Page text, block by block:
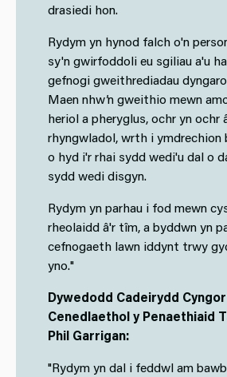
drasiedi hon.
Rydym yn hynod falch o'n
sy'n gwirfoddoli eu sgiliau a'u
gefnogi gweithrediadau
Maen nhw’n gweithio mewn
heriol a pheryglus, ochr yn ochr
rhyngwladol, wrth i ymdrechion
o hyd i'r rhai sydd wedi'u dal o
sydd wedi disgyn.
Rydym yn parhau i fod mewn
rheolaidd â'r tîm, a byddwn yn
cefnogaeth lawn iddynt trwy
yno."
Dywedodd Cadeirydd Cyngor
Cenedlaethol y Penaethiaid
Phil Garrigan:
"Rydym yn dal i feddwl am